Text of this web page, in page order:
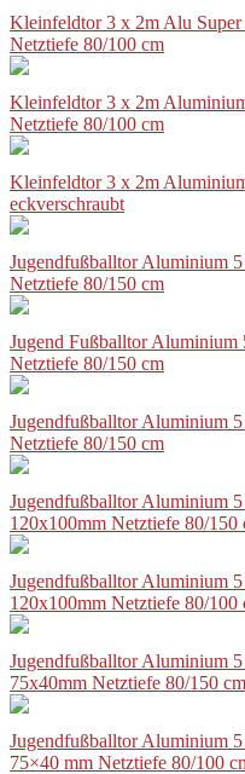
Kleinfeldtor 3 x 2m Alu
Netztiefe 80/100 cm
Kleinfeldtor 3 x 2m
Netztiefe 80/100 cm
Kleinfeldtor 3 x 2m
eckverschraubt
Jugendfußballtor Aluminium
Netztiefe 80/150 cm
Jugend Fußballtor
Netztiefe 80/150 cm
Jugendfußballtor Aluminium
Netztiefe 80/150 cm
Jugendfußballtor Aluminium
120x100mm Netztiefe 80/150
Jugendfußballtor Aluminium
120x100mm Netztiefe 80/100
Jugendfußballtor Aluminium
75x40mm Netztiefe 80/150 cm
Jugendfußballtor Aluminium
75×40 mm Netztiefe 80/100